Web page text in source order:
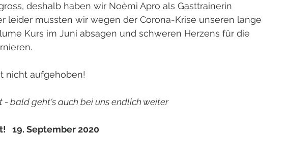
deshalb haben wir Noèmi Apro als Gasttrainerin
leider mussten wir wegen der Corona-Krise unseren lange
Kurs im Juni absagen und schweren Herzens für die
nicht aufgehoben!
- bald geht‘s auch bei uns endlich weiter
19. September 2020